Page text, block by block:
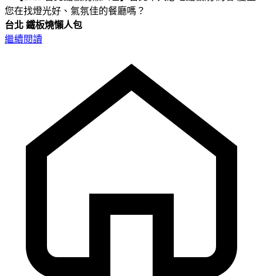
您在找燈光好、氣氛佳的餐廳嗎？
台北 鐵板燒懶人包
繼續閱讀